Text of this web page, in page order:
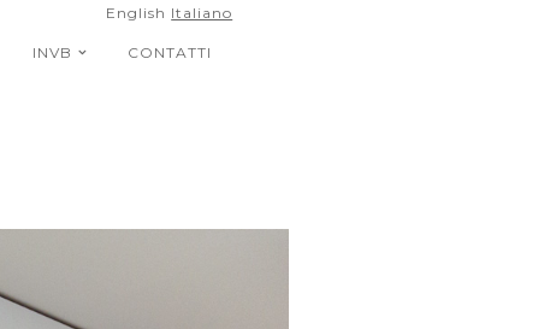
INVB CONTATTI
English Italiano